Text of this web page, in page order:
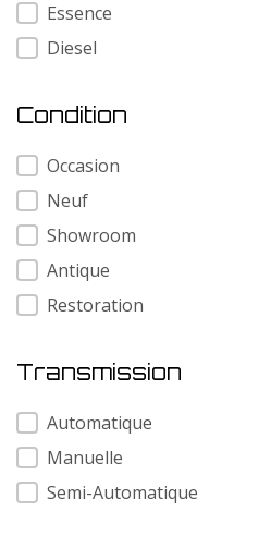
Carburant
Essence
Diesel
Condition
Condition
Occasion
Neuf
Showroom
Antique
Restoration
Transmission
Transmission
Automatique
Manuelle
Semi-Automatique